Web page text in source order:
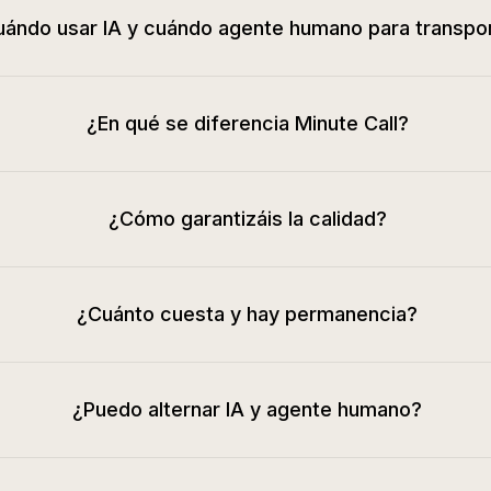
usar IA y cuándo agente humano para
¿En qué se diferencia Minute Call?
¿Cómo garantizáis la calidad?
¿Cuánto cuesta y hay permanencia?
¿Puedo alternar IA y agente humano?